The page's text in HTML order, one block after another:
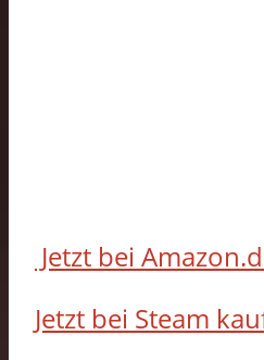
Jetzt bei
Jetzt bei Steam